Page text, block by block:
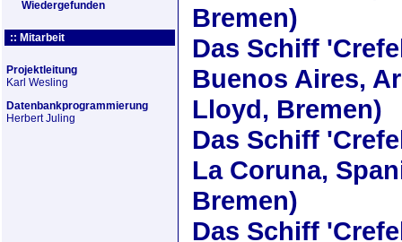
Wiedergefunden
:: Mitarbeit
Projektleitung
Karl Wesling
Datenbankprogrammierung
Herbert Juling
Bremen)
Das Schiff
Buenos Aires,
Lloyd, Bremen)
Das Schiff
La Coruna,
Bremen)
Das Schiff